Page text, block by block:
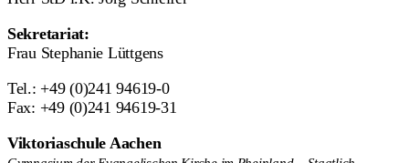
Sekretariat:
Frau Stephanie Lüttgens
Tel.: +49 (0)241 94619-0
Fax: +49 (0)241 94619-31
Viktoriaschule Aachen